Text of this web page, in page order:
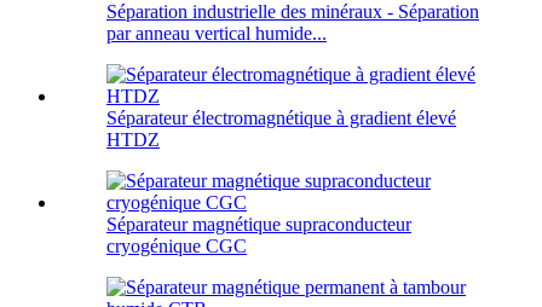
Séparation industrielle des minéraux - Séparation
par anneau vertical humide...
Séparateur électromagnétique à gradient élevé
HTDZ
Séparateur magnétique supraconducteur
cryogénique CGC